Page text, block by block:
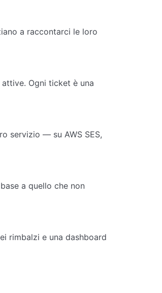
a raccontarci le loro
Ogni ticket è una
servizio — su AWS SES,
a quello che non
rimbalzi e una dashboard